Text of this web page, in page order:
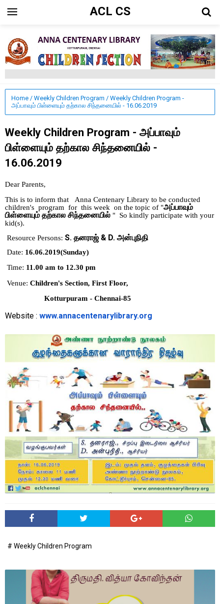
ACL CS
Home / Weekly Children Program / Weekly Children Program -
அப்பாவும் பிள்ளையும் தற்கால சிந்தனையில் - 16.06.2019
Weekly Children Program - அப்பாவும்
பிள்ளையும் தற்கால சிந்தனையில் -
16.06.2019
Dear Parents,
This is to inform that Anna Centenary Library to be conducted
children's program for this week on the topic of "அப்பாவும்
பிள்ளையும் தற்கால சிந்தனையில் " So kindly participate with your
kid(s).
Resource Persons: S. தனராஜ் & D. அன்புநிதி
Date: 16.06.2019(Sunday)
Time: 11.00 am to 12.30 pm
Venue: Children's Section, First Floor,
Kotturpuram - Chennai-85
Website : www.annacentenarylibrary.org
# Weekly Children Program